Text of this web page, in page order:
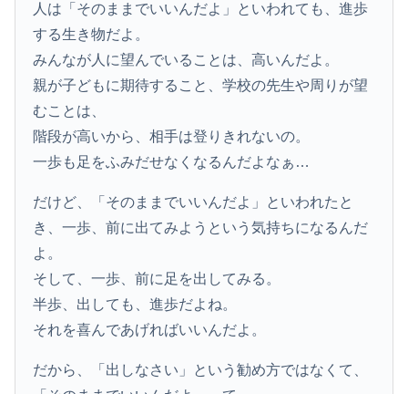
人は「そのままでいいんだよ」といわれても、進歩
する生き物だよ。
みんなが人に望んでいることは、高いんだよ。
親が子どもに期待すること、学校の先生や周りが望
むことは、
階段が高いから、相手は登りきれないの。
一歩も足をふみだせなくなるんだよなぁ…
だけど、「そのままでいいんだよ」といわれたと
き、一歩、前に出てみようという気持ちになるんだ
よ。
そして、一歩、前に足を出してみる。
半歩、出しても、進歩だよね。
それを喜んであげればいいんだよ。
だから、「出しなさい」という勧め方ではなくて、